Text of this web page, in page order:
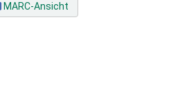
MARC-Ansicht